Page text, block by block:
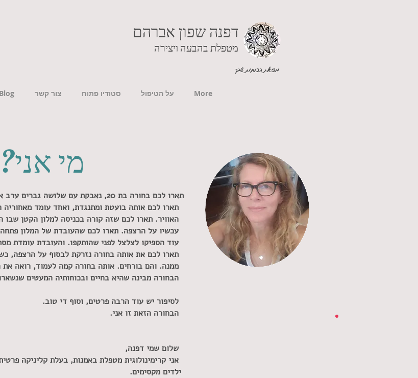
דפנה שפון אברהם
מטפלת בהבעה
מציאת הכוחות שבך
Blog צור קשר סטודיו פתוח על הטיפול More
מי אני?
תארו לכם בחורה בת 20, נאבקת עם שלושה גברים ערב אחד באמצע רחוב במדינת פרו.
תארו לכם אותה בועטת ומתנגדת, ואחד עומד מאחוריה
האוויר. תארו לכם שזה קורה בכניסה למלון הקטן שבו
עכשיו על הרצפה. תארו לכם שהעובדת של המלון פתחה
עוד הספיקו לצלצל לפני שהותקפו. והעובדת עומדת
תארו לכם את אותה בחורה נזרקת לבסוף על הרצפה,
ממנה. והם בורחים. אותה בחורה קמה לעמוד, רואה
הבחורה מבינה שהיא בחיים ובכוחותיה המעטים
לסיפור יש עוד הרבה פרטים, וסוף די טוב.
הבחורה הזאת זו אני.
שלום שמי דפנה,
אני קרימינולוגית מטפלת באמנות, בעלת קליניקה פרטית
ילדים מקסימים.